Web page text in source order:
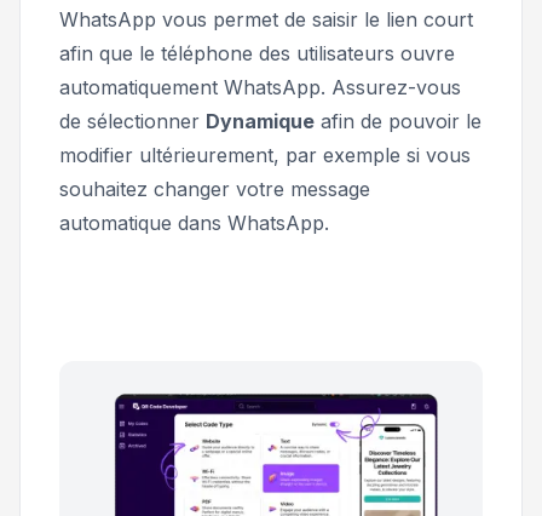
WhatsApp vous permet de saisir le lien court
afin que le téléphone des utilisateurs ouvre
automatiquement WhatsApp. Assurez-vous
de sélectionner Dynamique afin de pouvoir le
modifier ultérieurement, par exemple si vous
souhaitez changer votre message
automatique dans WhatsApp.